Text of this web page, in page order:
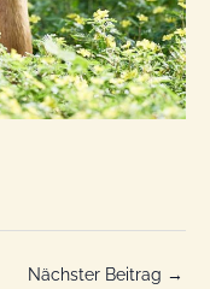
Nächster Beitrag →